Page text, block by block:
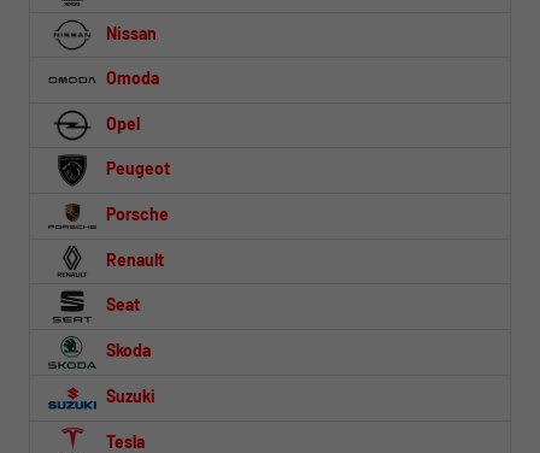
Nissan
Omoda
Opel
Peugeot
Porsche
Renault
Seat
Skoda
Suzuki
Tesla